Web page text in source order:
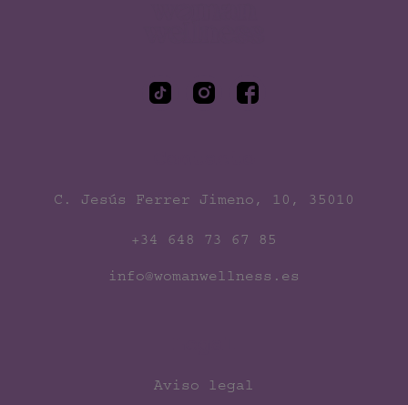
C. Jesús Ferrer Jimeno, 10, 35010
+34 648 73 67 85
info@womanwellness.es
Aviso legal